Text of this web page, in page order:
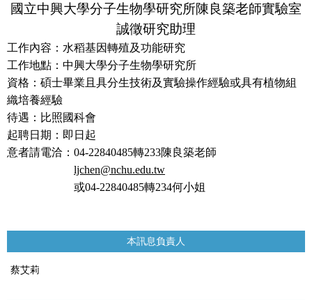
國立中興大學分子生物學研究所陳良築老師實驗室
誠徵研究助理
工作內容：水稻基因轉殖及功能研究
工作地點：中興大學分子生物學研究所
資格：碩士畢業且具分生技術及實驗操作經驗或具有植物組
織培養經驗
待遇：比照國科會
起聘日期：即日起
意者請電洽 ： 04-22840485轉233陳良築老師
ljchen@nchu.edu.tw
或04-22840485轉234何小姐
本訊息負責人
蔡艾莉